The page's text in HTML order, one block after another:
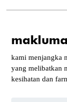
kami menjangka
yang melibatkan
kesihatan dan